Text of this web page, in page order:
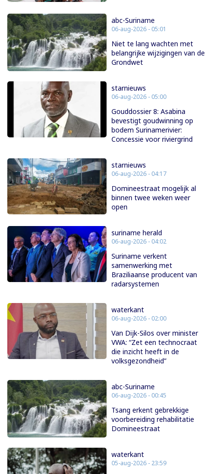
abc-Suriname
06-aug-2026 - 05:01
Niet te lang wachten met
belangrijke wijzigingen van de
Grondwet
starnieuws
06-aug-2026 - 05:00
Gouddossier 8: Asabina
bevestigt goudwinning op
bodem Surinamerivier:
Concessie voor riviergrind
starnieuws
06-aug-2026 - 04:17
Domineestraat mogelijk al
binnen twee weken weer
open
suriname herald
06-aug-2026 - 04:02
Suriname verkent
samenwerking met
Braziliaanse producent van
radarsystemen
waterkant
06-aug-2026 - 02:00
Van Dijk-Silos over minister
VWA: “Zet een technocraat
die inzicht heeft in de
volksgezondheid”
abc-Suriname
06-aug-2026 - 00:45
Tsang erkent gebrekkige
voorbereiding rehabilitatie
Domineestraat
waterkant
05-aug-2026 - 23:59